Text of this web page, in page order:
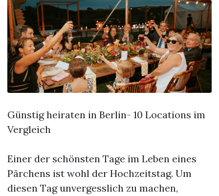
Günstig heiraten in Berlin- 10 Locations im
Vergleich
Einer der schönsten Tage im Leben eines
Pärchens ist wohl der Hochzeitstag. Um
diesen Tag unvergesslich zu machen,